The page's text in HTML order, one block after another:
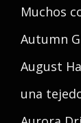
Muchos
Autumn
August
una